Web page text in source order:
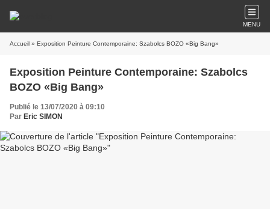
MENU
Accueil » Exposition Peinture Contemporaine: Szabolcs BOZO «Big Bang»
Exposition Peinture Contemporaine: Szabolcs
BOZO «Big Bang»
Publié le 13/07/2020 à 09:10
Par Eric SIMON